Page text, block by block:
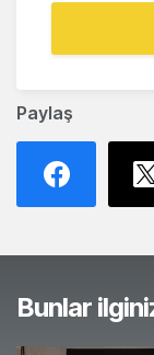
Paylaş
Bunlar